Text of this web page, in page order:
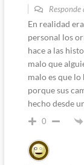
Responde
En realidad
personal los
hace a las
malo que
malo es que
porque sus
hecho desde
0